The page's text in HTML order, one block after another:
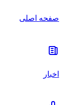
صفحه اصلی
اخبار